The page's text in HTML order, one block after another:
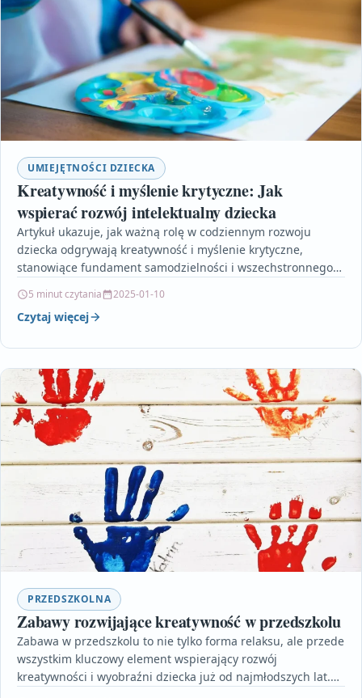
UMIEJĘTNOŚCI DZIECKA
Kreatywność i myślenie krytyczne: Jak
wspierać rozwój intelektualny dziecka
Artykuł ukazuje, jak ważną rolę w codziennym rozwoju
dziecka odgrywają kreatywność i myślenie krytyczne,
stanowiące fundament samodzielności i wszechstronnego
5 minut czytania 2025-01-10
Czytaj więcej
PRZEDSZKOLNA
Zabawy rozwijające kreatywność w przedszkolu
Zabawa w przedszkolu to nie tylko forma relaksu, ale przede
wszystkim kluczowy element wspierający rozwój
kreatywności i wyobraźni dziecka już od najmłodszych lat.